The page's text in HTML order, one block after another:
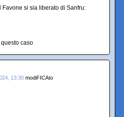
si sia liberato di Sanfru:
caso
13:30 modiFICAto